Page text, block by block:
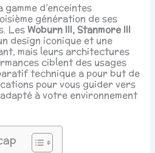
d’enceintes
génération de ses
LesWoburn III, Stanmore III
design iconique et une
mais leurs architectures
ciblent des usages
technique a pour but de
pour vous guider vers
à votre environnement